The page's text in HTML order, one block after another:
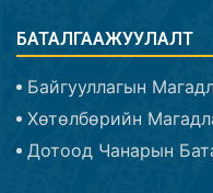
БАТАЛГААЖУУЛАЛТ
Байгууллагын
Хөтөлбөрийн
Дотоод Чанарын